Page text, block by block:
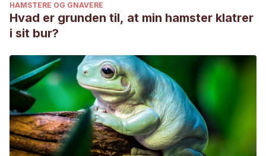
HAMSTERE OG GNAVERE
Hvad er grunden til, at min hamster klatrer
i sit bur?